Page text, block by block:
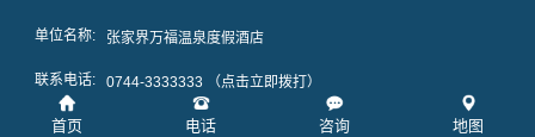
单位名称: 张家界万福温泉度假酒店
联系电话: 0744-3333333 （点击立即拨打）
联系地址: 张家界市慈利县高速路东收费站处
首页 电话 咨询 地图